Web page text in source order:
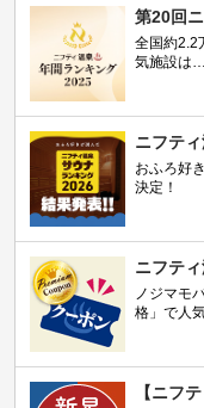
第20回
全国約2.2
気施設は…
ニフテ
おふろ好
決定！
ニフテ
ノジマモ
格」で人
【ニフ